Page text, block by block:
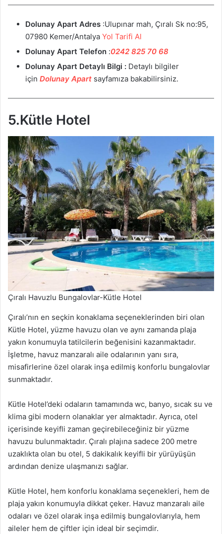
Dolunay Apart Adres :Ulupınar mah, Çıralı Sk no:95,
07980 Kemer/Antalya Yol Tarifi Al
Dolunay Apart Telefon :0242 825 70 68
Dolunay Apart Detaylı Bilgi : Detaylı bilgiler
için Dolunay Apart sayfamıza bakabilirsiniz.
5.Kütle Hotel
Çıralı Havuzlu Bungalovlar-Kütle Hotel
Çıralı’nın en seçkin konaklama seçeneklerinden biri olan
Kütle Hotel, yüzme havuzu olan ve aynı zamanda plaja
yakın konumuyla tatilcilerin beğenisini kazanmaktadır.
İşletme, havuz manzaralı aile odalarının yanı sıra,
misafirlerine özel olarak inşa edilmiş konforlu bungalovlar
sunmaktadır.
Kütle Hotel’deki odaların tamamında wc, banyo, sıcak su ve
klima gibi modern olanaklar yer almaktadır. Ayrıca, otel
içerisinde keyifli zaman geçirebileceğiniz bir yüzme
havuzu bulunmaktadır. Çıralı plajına sadece 200 metre
uzaklıkta olan bu otel, 5 dakikalık keyifli bir yürüyüşün
ardından denize ulaşmanızı sağlar.
Kütle Hotel, hem konforlu konaklama seçenekleri, hem de
plaja yakın konumuyla dikkat çeker. Havuz manzaralı aile
odaları ve özel olarak inşa edilmiş bungalovlarıyla, hem
aileler hem de çiftler için ideal bir seçimdir.